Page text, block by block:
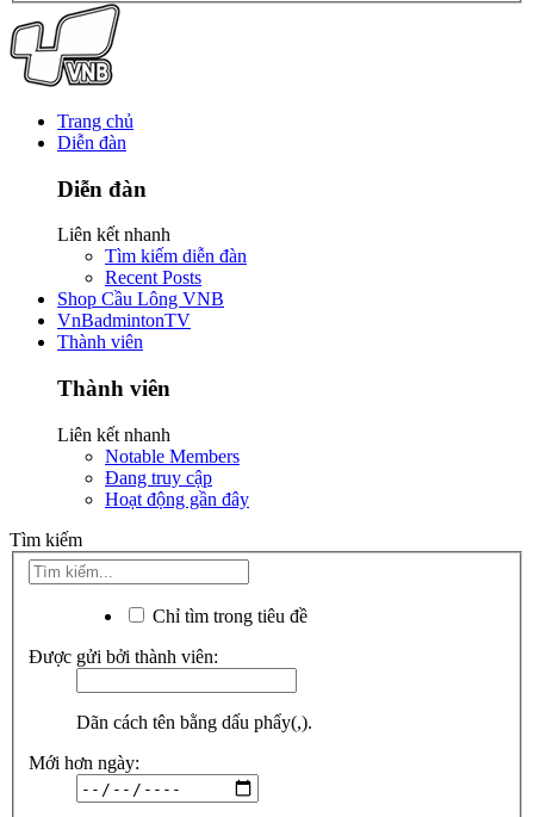
Trang chủ
Diễn đàn
Diễn đàn
Liên kết nhanh
Tìm kiếm diễn đàn
Recent Posts
Shop Cầu Lông VNB
VnBadmintonTV
Thành viên
Thành viên
Liên kết nhanh
Notable Members
Đang truy cập
Hoạt động gần đây
Tìm kiếm
Chỉ tìm trong tiêu đề
Được gửi bởi thành viên:
Dãn cách tên bằng dấu phẩy(,).
Mới hơn ngày: